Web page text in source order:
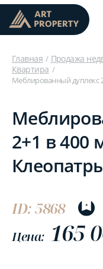
Главная Продажа
Квартира
Меблированный дуплекс
2+1 в 400
ID: 5868
Цена: 165